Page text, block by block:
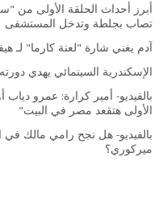
أبرز أحداث الحلقة الأولى من
تصاب بجلطة وتدخل المستشفى
آدم يغني شارة "لعنة كارما" لـ
الإسكندرية السينمائي يهدي دورته الـ 34
الأولى هتقعد مصر في البيت"
بالفيديو- هل نجح رامي مالك
ميركوري؟